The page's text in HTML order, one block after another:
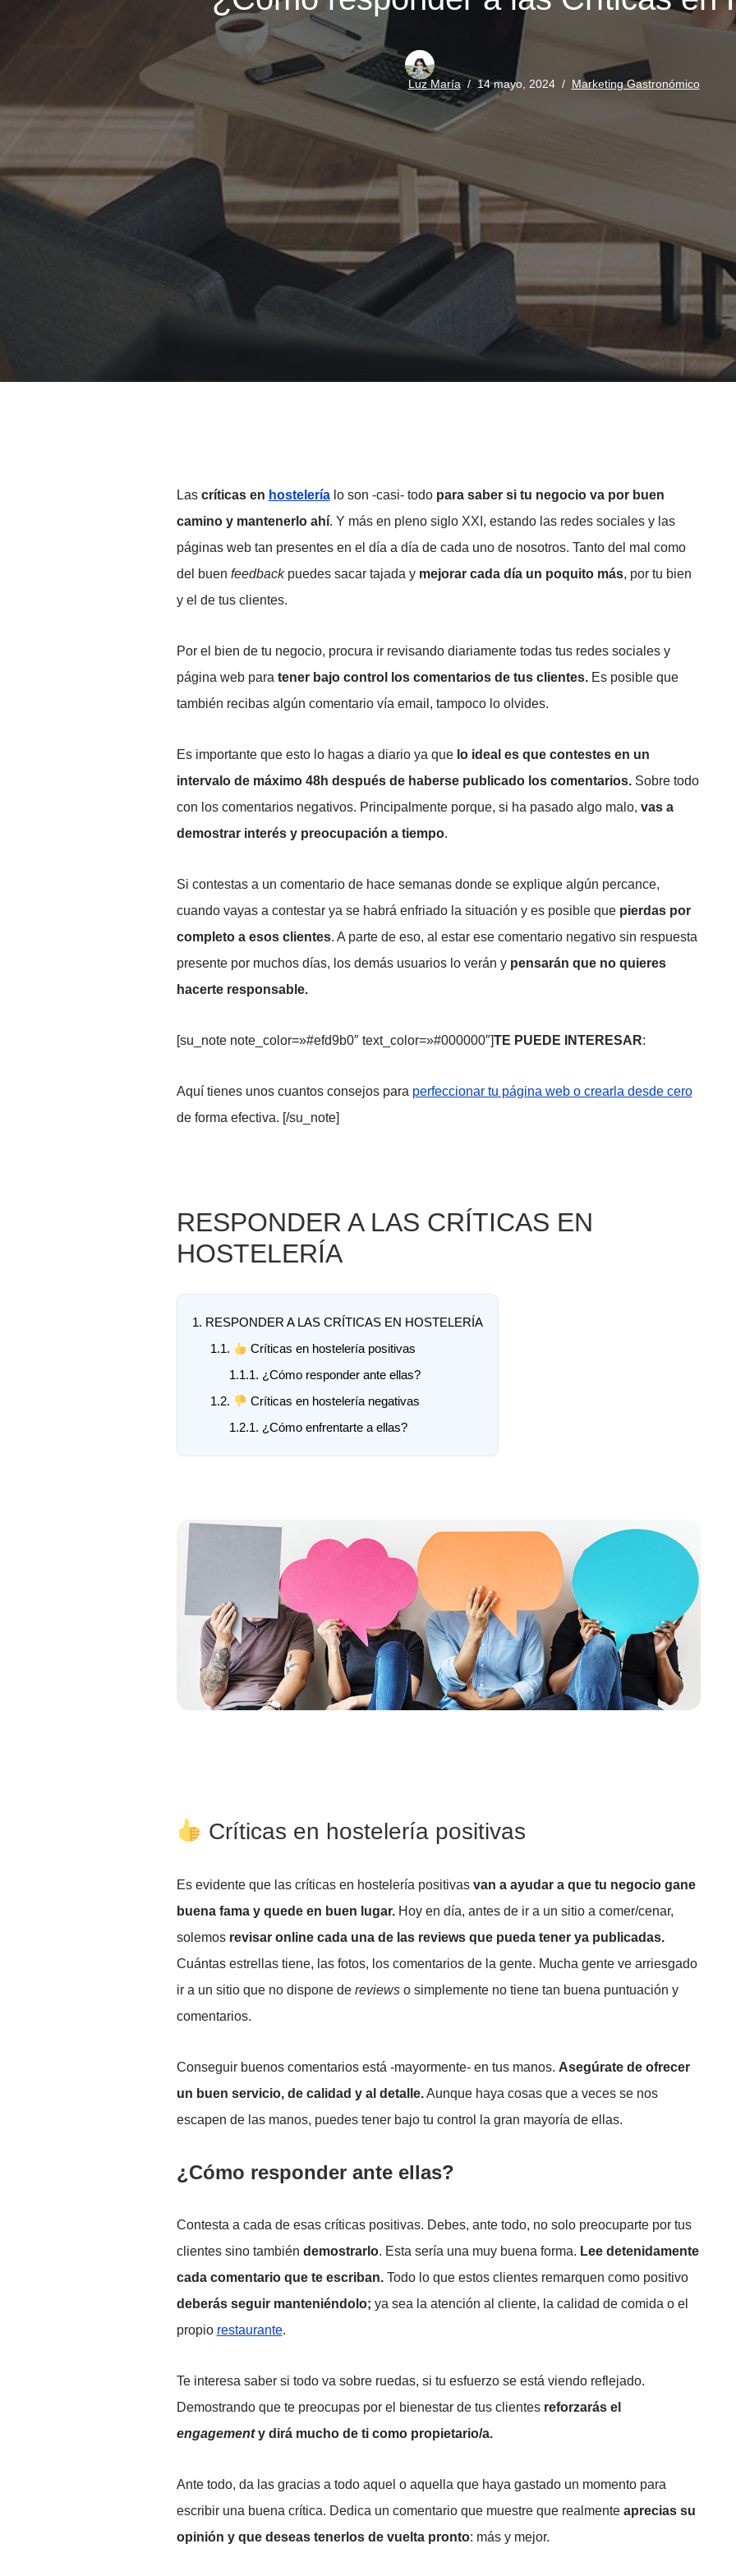
Luz María 14 mayo, 2024 Marketing Gastronómico
Lascríticas en hostelería lo son -casi- todo para saber si tu negocio va por buen
camino y mantenerlo ahí. Y más en pleno siglo XXI, estando las redes sociales y las
páginas web tan presentes en el día a día de cada uno de nosotros. Tanto del mal como
del buen feedbackpuedes sacar tajada ymejorar cada día un poquito más, por tu bien
y el de tus clientes.
Por el bien de tu negocio, procura ir revisando diariamente todas tus redes sociales y
página web para tener bajo control los comentarios de tus clientes.Es posible que
también recibas algún comentario vía email, tampoco lo olvides.
Es importante que esto lo hagas a diario ya que lo ideal es que contestes en un
intervalo de máximo 48h después de haberse publicado los comentarios.Sobre todo
con los comentarios negativos. Principalmente porque, si ha pasado algo malo, vas a
demostrar interés y preocupación a tiempo.
Si contestas a un comentario de hace semanas donde se explique algún percance,
cuando vayas a contestar ya se habrá enfriado la situación y es posible que pierdas por
completo a esos clientes. A parte de eso, al estar ese comentario negativo sin respuesta
presente por muchos días, los demás usuarios lo verán y pensarán que no quieres
hacerte responsable.
[su_note note_color=»#efd9b0″ text_color=»#000000″]TE PUEDE INTERESAR:
Aquí tienes unos cuantos consejos para perfeccionar tu página web o crearla desde cero
de forma efectiva. [/su_note]
RESPONDER A LAS CRÍTICAS EN
HOSTELERÍA
1. RESPONDER A LAS CRÍTICAS EN HOSTELERÍA
1.1.
Críticas en hostelería positivas
1.1.1. ¿Cómo responder ante ellas?
1.2.
Críticas en hostelería negativas
1.2.1. ¿Cómo enfrentarte a ellas?
Críticas en hostelería positivas
Es evidente que las críticas en hostelería positivasvan a ayudar a que tu negocio gane
buena fama y quede en buen lugar.Hoy en día, antes de ir a un sitio a comer/cenar,
solemos revisar online cada una de las reviews que pueda tener ya publicadas.
Cuántas estrellas tiene, las fotos, los comentarios de la gente. Mucha gente ve arriesgado
ir a un sitio que no dispone de reviewso simplemente no tiene tan buena puntuación y
comentarios.
Conseguir buenos comentarios está -mayormente- en tus manos. Asegúrate de ofrecer
un buen servicio, de calidad y al detalle.Aunque haya cosas que a veces se nos
escapen de las manos, puedes tener bajo tu control la gran mayoría de ellas.
¿Cómo responder ante ellas?
Contesta a cada de esas críticas positivas. Debes, ante todo, no solo preocuparte por tus
clientes sino también demostrarlo. Esta sería una muy buena forma. Lee detenidamente
cada comentario que te escriban.Todo lo que estos clientes remarquen como positivo
deberás seguir manteniéndolo; ya sea la atención al cliente, la calidad de comida o el
propio restaurante.
Te interesa saber si todo va sobre ruedas, si tu esfuerzo se está viendo reflejado.
Demostrando que te preocupas por el bienestar de tus clientes reforzarás el
engagementy dirá mucho de ti como propietario/a.
Ante todo, da las gracias a todo aquel o aquella que haya gastado un momento para
escribir una buena crítica. Dedica un comentario que muestre que realmenteaprecias su
opinión y que deseas tenerlos de vuelta pronto: más y mejor.